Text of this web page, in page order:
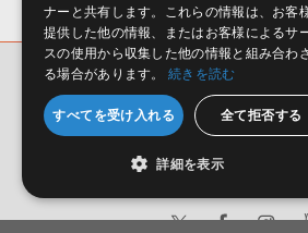
サンプルパック NU NRG
会社概要 環境保護（CSR）への取り組み
特定
サイト動作環境
利用規約 個人情報の保護に
ナーと共有します。これらの情報は、お客
提供した他の情報、またはお客様によるサ
スの使用から収集した他の情報と組み合わ
る場合があります。
続きを読む
すべてを受け入れる 全て拒否する
詳細を表示